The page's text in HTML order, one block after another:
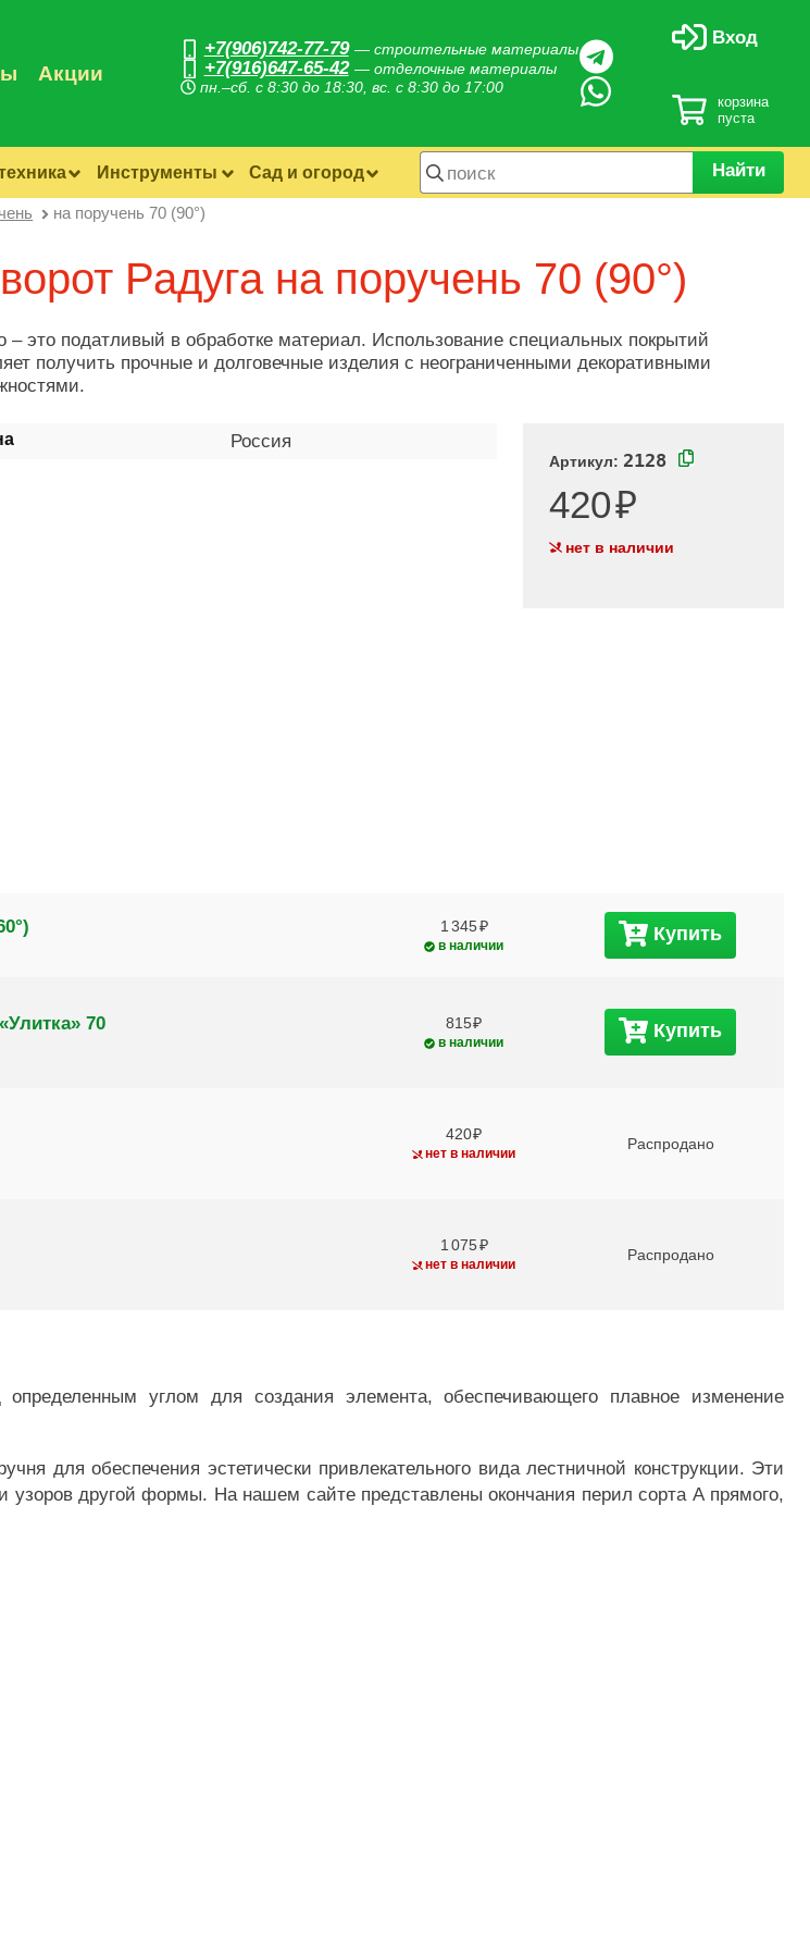
+7(906)742-77-79 — строительные материалы
+7(916)647-65-42 — отделочные материалы
пн.–сб. с 8:30 до 18:30, вс. с 8:30 до 17:00
Акции
Вход
корзина
пуста
Инструменты Сад и огород Найти
на поручень 70 (90°)
Радуга на поручень 70 (90°)
Артикул: 2128
420
нет в наличии
Россия
– это податливый в обработке материал. Использование специальных покрытий
получить прочные и долговечные изделия с неограниченными декоративными
1 345
в наличии
Купить
70 815
в наличии
Купить
420
нет в наличии
Распродано
1 075
нет в наличии
Распродано
углом для создания элемента, обеспечивающего плавное изменение
для обеспечения эстетически привлекательного вида лестничной конструкции. Эти
другой формы. На нашем сайте представлены окончания перил сорта А прямого,